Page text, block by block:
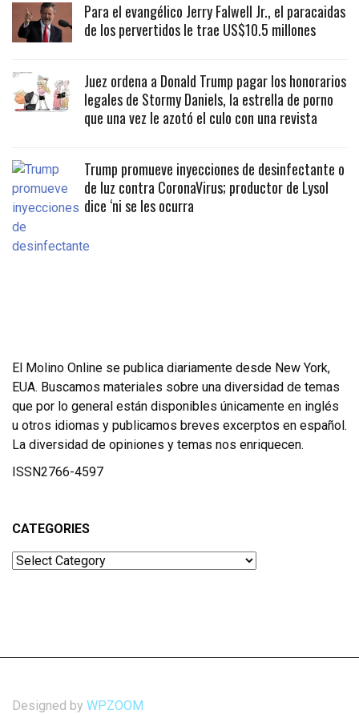
Para el evangélico Jerry Falwell Jr., el paracaidas
de los pervertidos le trae US$10.5 millones
Juez ordena a Donald Trump pagar los honorarios
legales de Stormy Daniels, la estrella de porno
que una vez le azotó el culo con una revista
Trump promueve inyecciones de desinfectante o
de luz contra CoronaVirus; productor de Lysol
dice ‘ni se les ocurra
El Molino Online se publica diariamente desde New York,
EUA. Buscamos materiales sobre una diversidad de temas
que por lo general están disponibles únicamente en inglés
u otros idiomas y publicamos breves excerptos en español.
La diversidad de opiniones y temas nos enriquecen.
ISSN2766-4597
CATEGORIES
Categories
Designed by WPZOOM